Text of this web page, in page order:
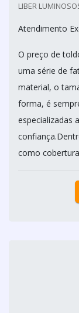
LIBER
Atendimento
O preço de
uma série de
material, o
forma, é
especializadas
como